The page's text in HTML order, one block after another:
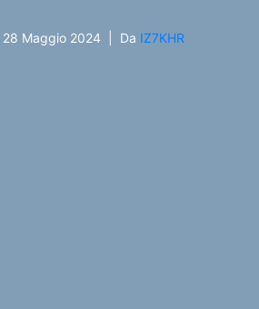
28 Maggio 2024 Da IZ7KHR